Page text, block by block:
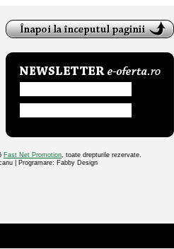
Fast Net Promotion, toate drepturile rezervate.
| Programare: Fabby Design